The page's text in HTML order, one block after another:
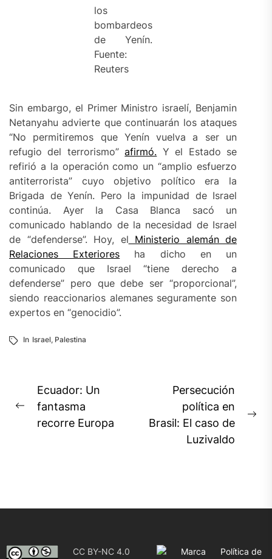
los
bombardeos
de Yenín.
Fuente:
Reuters
Sin embargo, el Primer Ministro israelí, Benjamin
Netanyahu advierte que continuarán los ataques
“No permitiremos que Yenín vuelva a ser un
refugio del terrorismo”afirmó. Y el Estado se
refirió a la operación como un “amplio esfuerzo
antiterrorista” cuyo objetivo político era la
Brigada de Yenín. Pero la impunidad de Israel
continúa. Ayer la Casa Blanca sacó un
comunicado hablando de la necesidad de Israel
de “defenderse”. Hoy, el Ministerio alemán de
Relaciones Exteriores ha dicho en un
comunicado que Israel “tiene derecho a
defenderse” pero que debe ser “proporcional”,
siendo reaccionarios alemanes seguramente son
expertos en “genocidio”.
In Israel, Palestina
Navegación
de
entradas
Previous
post:
Ecuador: Un
fantasma
recorre Europa
Persecución
política en
Brasil: El caso de
Luzivaldo
CC BY-NC 4.0 Marca Política de